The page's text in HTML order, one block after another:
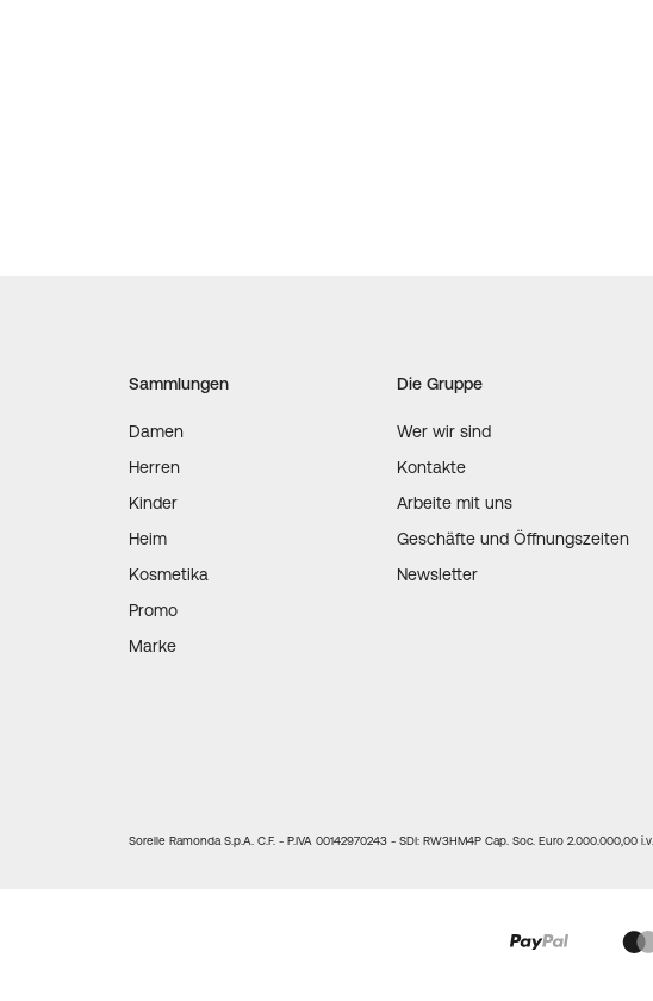
Sammlungen
Damen
Herren
Kinder
Heim
Kosmetika
Promo
Marke
Die Gruppe
Wer wir sind
Kontakte
Arbeite mit uns
Geschäfte und Öffnungszeiten
Newsletter
Sorelle Ramonda S.p.A. C.F. - P.IVA 00142970243 - SDI: RW3HM4P Cap. Soc. Euro 2.000.000,00 i.v.